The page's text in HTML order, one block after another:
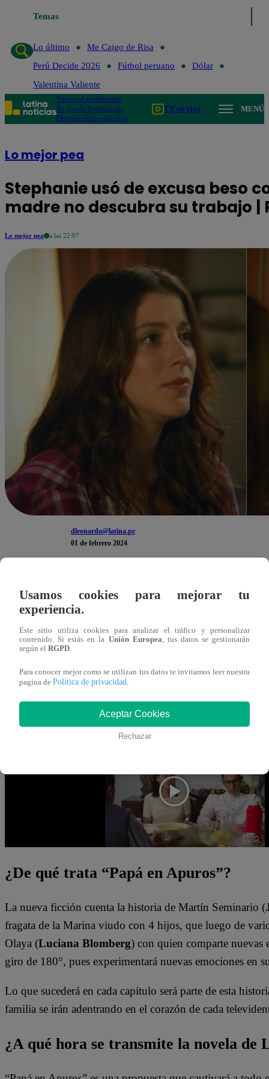
Temas
Lo último
Me Caigo de Risa
Perú Decide 2026
Fútbol peruano
Dólar
Valentina Valiente
PolíticaLimaMundo
Te ayudoTendencias
DeportesEspectáculos
TV en vivo MENÚ
Lo mejor pea
Stephanie usó de excusa beso
madre no descubra su trabajo |
Lo mejor pea a las 22:07
dleonardo@latina.pe
01 de febrero 2024
hermana para que confiese la verdad. En medio de la
La muchacha, por su lado, no quiso confesarle a su
cosa:“Lo que pasa mamá es que Jhonatan me vio
hija por salir si estaba castigada, por lo que le aumentó el
“Tres semanas castigada” , le dijo. Por su lado,
¿De qué trata “Papá en Apuros”?
La nueva ficción cuenta la historia de Martín Seminario (
fragata de la Marina viudo con 4 hijos, que luego de
Olaya (Luciana Blomberg) con quien comparte nuevas
giro de 180°, pues experimentará nuevas emociones en
Lo que sucederá en cada capítulo será parte de esta
familia se irán adentrando en el corazón de cada
¿A qué hora se transmite la novela de
Usamos cookies para mejorar tu
experiencia.
Este sitio utiliza cookies para analizar el tráfico y personalizar
contenido. Si estás en la Unión Europea , tus datos se gestionarán
según el RGPD
Para conocer mejor como se utilizan tus datos te invitamos leer nuestra
pagina de Política de privacidad
Aceptar Cookies
Rechazar